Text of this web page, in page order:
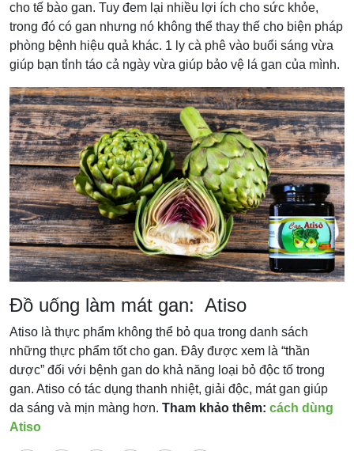
cho tế bào gan. Tuy đem lại nhiều lợi ích cho sức khỏe,
trong đó có gan nhưng nó không thể thay thế cho biện pháp
phòng bệnh hiệu quả khác. 1 ly cà phê vào buổi sáng vừa
giúp bạn tỉnh táo cả ngày vừa giúp bảo vệ lá gan của mình.
Đồ uống làm mát gan: Atiso
Atiso là thực phẩm không thể bỏ qua trong danh sách
những thực phẩm tốt cho gan. Đây được xem là “thần
dược” đối với bệnh gan do khả năng loại bỏ độc tố trong
gan. Atiso có tác dụng thanh nhiệt, giải độc, mát gan giúp
da sáng và mịn màng hơn. Tham khảo thêm: cách dùng
Atiso